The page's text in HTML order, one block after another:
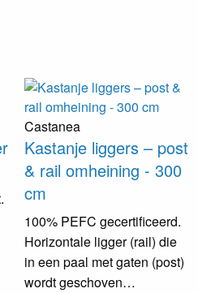
Castanea
Kastanje liggers – post
& rail omheining - 300
cm
100% PEFC gecertificeerd.
Horizontale ligger (rail) die
in een paal met gaten (post)
wordt geschoven…